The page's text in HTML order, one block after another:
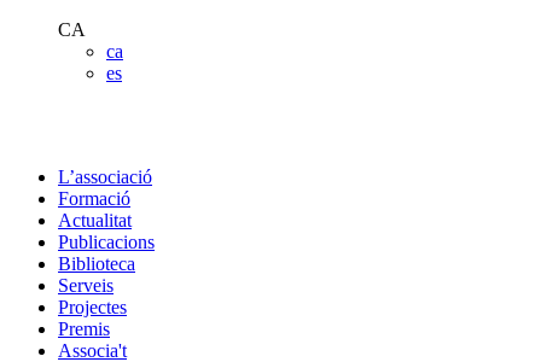
CA
ca
es
L’associació
Formació
Actualitat
Publicacions
Biblioteca
Serveis
Projectes
Premis
Associa't